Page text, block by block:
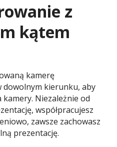
z
kątem
kamerę
kierunku, aby
Niezależnie od
współpracujesz
zawsze zachowasz
prezentację.